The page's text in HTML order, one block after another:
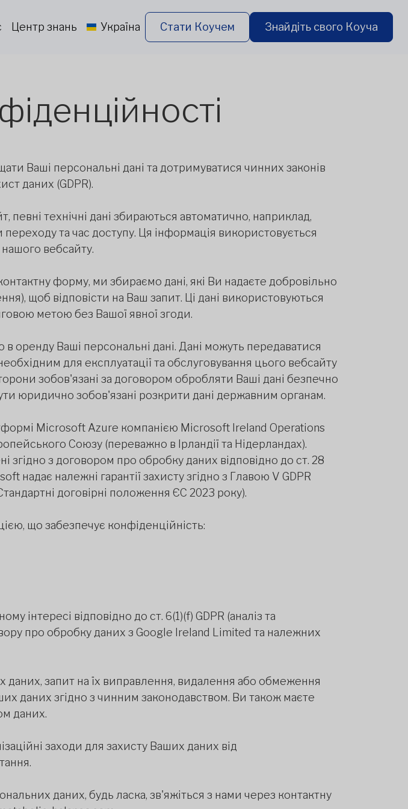
Центр знань Україна Стати Коучем Знайдіть свого Коуча
Ваші персональні дані та дотримуватися чинних законів
даних (GDPR).
певні технічні дані збираються автоматично, наприклад,
та час доступу. Ця інформація використовується
вебсайту.
форму, ми збираємо дані, які Ви надаєте добровільно
щоб відповісти на Ваш запит. Ці дані використовуються
метою без Вашої явної згоди.
оренду Ваші персональні дані. Дані можуть передаватися
для експлуатації та обслуговування цього вебсайту
зобов'язані за договором обробляти Ваші дані безпечно
юридично зобов'язані розкрити дані державним органам.
Microsoft Azure компанією Microsoft Ireland Operations
Союзу (переважно в Ірландії та Нідерландах).
з договором про обробку даних відповідно до ст. 28
надає належні гарантії захисту згідно з Главою V GDPR
договірні положення ЄС 2023 року).
що забезпечує конфіденційність:
інтересі відповідно до ст. 6(1)(f) GDPR (аналіз та
про обробку даних з Google Ireland Limited та належних
даних, запит на їх виправлення, видалення або обмеження
даних згідно з чинним законодавством. Ви також маєте
даних.
заходи для захисту Ваших даних від
даних, будь ласка, зв'яжіться з нами через контактну